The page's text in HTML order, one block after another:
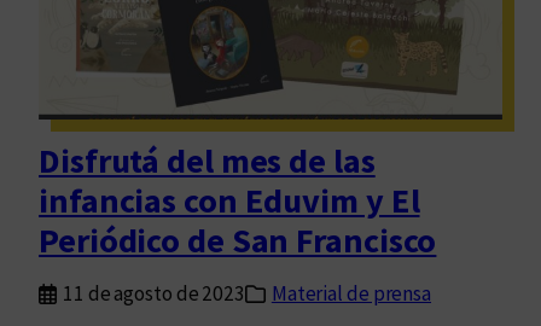
c
i
n
c
o
m
o
f
Disfrutá del mes de las
infancias con Eduvim y El
Periódico de San Francisco
11 de agosto de 2023
Material de prensa